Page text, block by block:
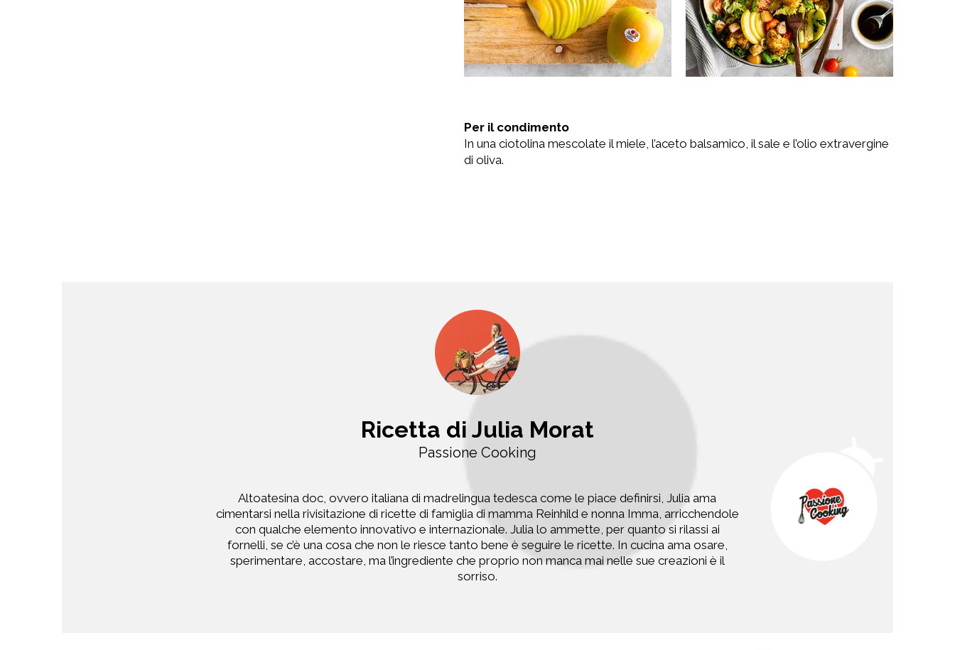
Per il condimento
In una ciotolina mescolate il miele, l’aceto balsamico, il sale e l’olio extravergine
di oliva.
Ricetta di Julia Morat
Passione Cooking
Altoatesina doc, ovvero italiana di madrelingua tedesca come le piace definirsi, Julia ama
cimentarsi nella rivisitazione di ricette di famiglia di mamma Reinhild e nonna Imma, arricchendole
con qualche elemento innovativo e internazionale. Julia lo ammette, per quanto si rilassi ai
fornelli, se c’è una cosa che non le riesce tanto bene è seguire le ricette. In cucina ama osare,
sperimentare, accostare, ma l’ingrediente che proprio non manca mai nelle sue creazioni è il
sorriso.